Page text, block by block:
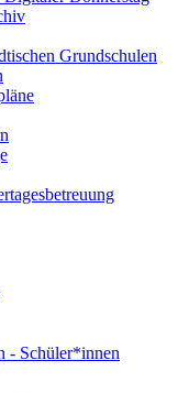
Grundschulen
- Schüler*innen